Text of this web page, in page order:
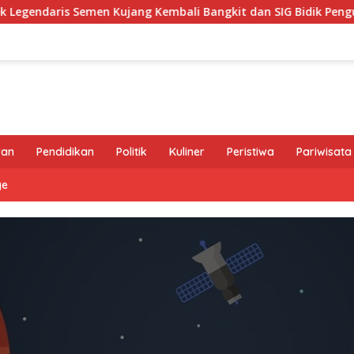
Kujang Kembali Bangkit dan SIG Bidik Penguatan
Pendidikan Politik Kuliner Peristiwa Pariwisata